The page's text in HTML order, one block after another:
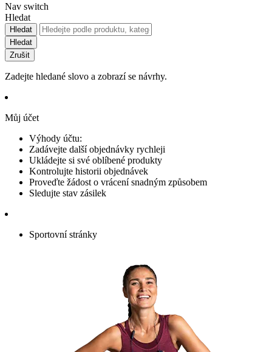
Nav switch
Hledat
Hledat
Hledat
Zrušit
Zadejte hledané slovo a zobrazí se návrhy.
Můj účet
Výhody účtu:
Zadávejte další objednávky rychleji
Ukládejte si své oblíbené produkty
Kontrolujte historii objednávek
Proveďte žádost o vrácení snadným způsobem
Sledujte stav zásilek
Sportovní stránky